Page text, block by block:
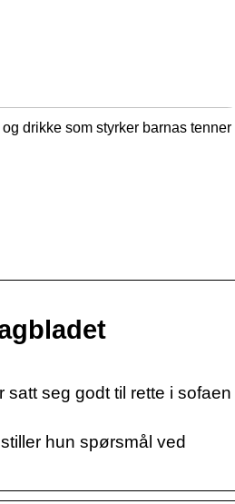
og drikke som styrker barnas tenner
seg godt til rette i sofaen
hun spørsmål ved